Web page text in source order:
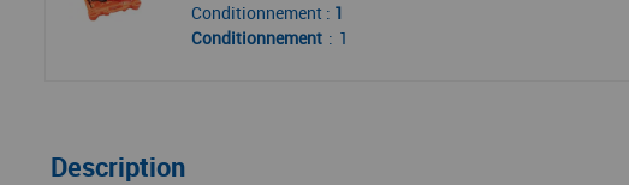
Conditionnement : 1
Conditionnement
1
Description